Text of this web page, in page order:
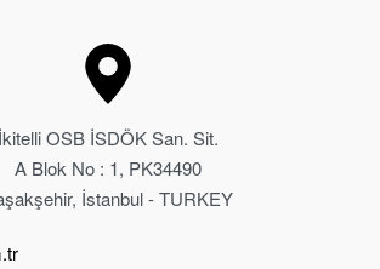
İkitelli OSB İSDÖK San. Sit.
A Blok No : 1, PK34490
İstanbul - TURKEY